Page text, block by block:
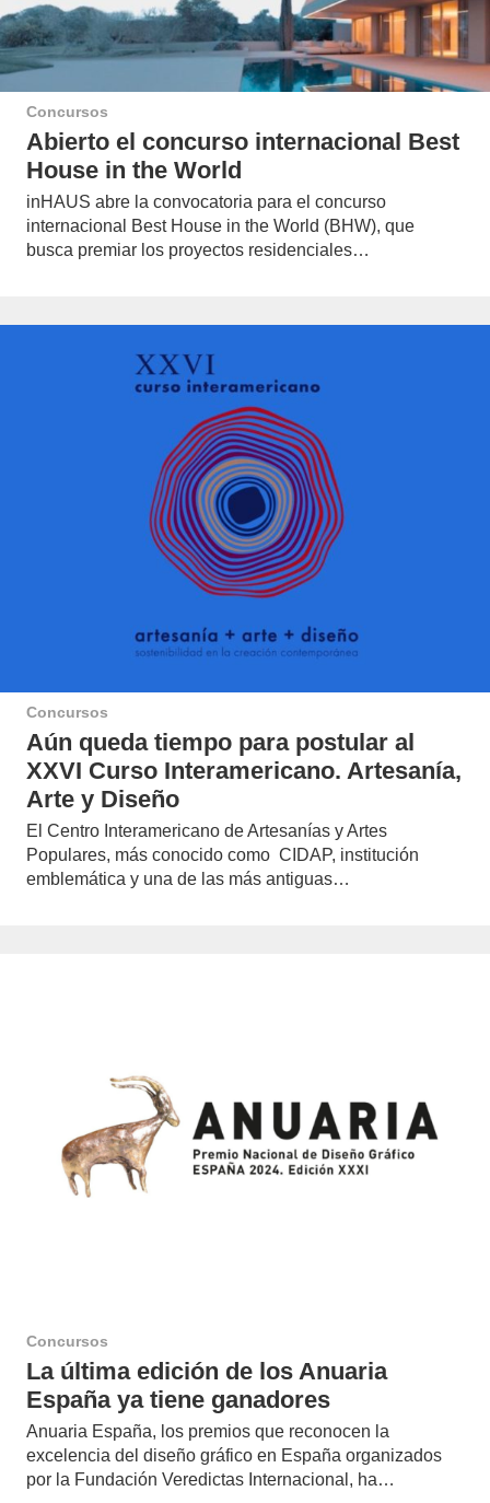
Concursos
Abierto el concurso internacional Best
House in the World
inHAUS abre la convocatoria para el concurso
internacional Best House in the World (BHW), que
busca premiar los proyectos residenciales…
Concursos
Aún queda tiempo para postular al
XXVI Curso Interamericano. Artesanía,
Arte y Diseño
El Centro Interamericano de Artesanías y Artes
Populares, más conocido como CIDAP, institución
emblemática y una de las más antiguas…
Concursos
La última edición de los Anuaria
España ya tiene ganadores
Anuaria España, los premios que reconocen la
excelencia del diseño gráfico en España organizados
por la Fundación Veredictas Internacional, ha…